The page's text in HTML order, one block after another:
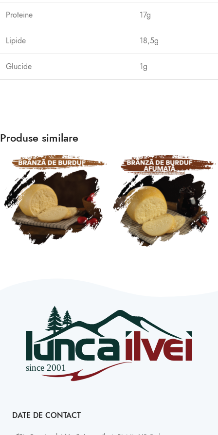
Proteine 17g
Lipide 18,5g
Glucide 1g
Produse similare
DATE DE CONTACT